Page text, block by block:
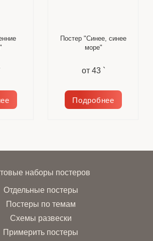
Постер "Синее, синее
море"
от 43 `
Подробнее
наборы постеров
Отдельные постеры
Постеры по темам
Схемы развески
Примерить постеры